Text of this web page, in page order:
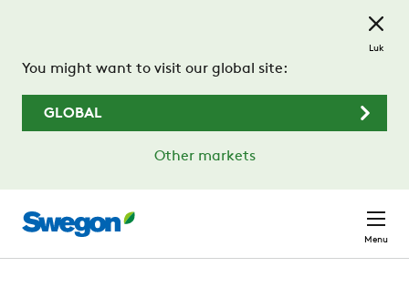
You might want to visit our global site:
GLOBAL
Other markets
Luk
Menu